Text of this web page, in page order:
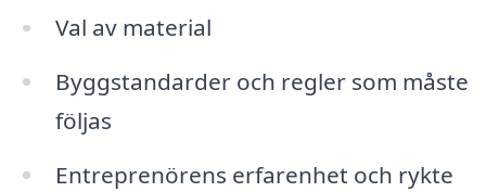
Val av material
Byggstandarder och regler som måste
följas
Entreprenörens erfarenhet och rykte